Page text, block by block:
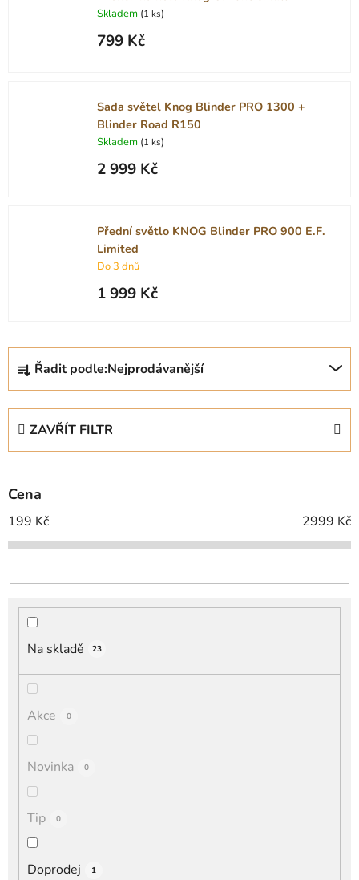
Skladem (1 ks)
799 Kč
Sada světel Knog Blinder PRO 1300 +
Blinder Road R150
Skladem (1 ks)
2 999 Kč
Přední světlo KNOG Blinder PRO 900 E.F.
Limited
Do 3 dnů
1 999 Kč
Ř
z
p
r
o
d
k
t
Řadit podle:Nejprodávanější
ZAVŘÍT FILTR
Cena
199 Kč 2999 Kč
Na skladě 23
Akce 0
Novinka 0
Tip 0
Doprodej 1